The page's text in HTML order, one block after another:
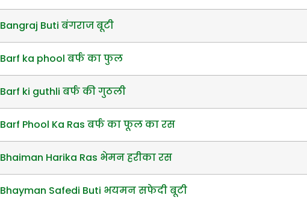
Bangraj Buti बंगराज बूटी
Barf ka phool बर्फ का फुल
Barf ki guthli बर्फ की गुठली
Barf Phool Ka Ras बर्फ का फूल का रस
Bhaiman Harika Ras भेमन हरीका रस
Bhayman Safedi Buti भयमन सफेदी बूटी